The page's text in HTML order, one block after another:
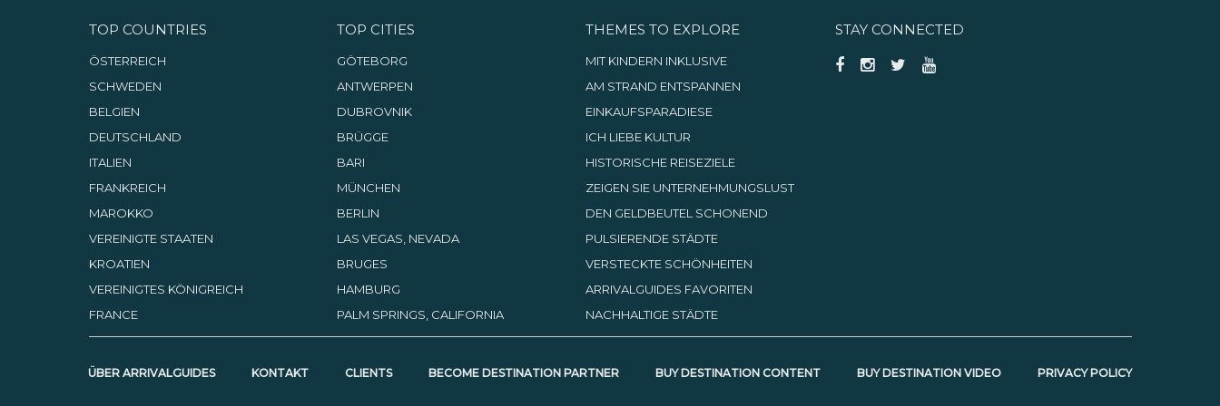
TOP COUNTRIES
ÖSTERREICH
SCHWEDEN
BELGIEN
DEUTSCHLAND
ITALIEN
FRANKREICH
MAROKKO
VEREINIGTE STAATEN
KROATIEN
VEREINIGTES KÖNIGREICH
FRANCE
TOP CITIES
GÖTEBORG
ANTWERPEN
DUBROVNIK
BRÜGGE
BARI
MÜNCHEN
BERLIN
LAS VEGAS, NEVADA
BRUGES
HAMBURG
PALM SPRINGS, CALIFORNIA
THEMES TO EXPLORE
MIT KINDERN INKLUSIVE
AM STRAND ENTSPANNEN
EINKAUFSPARADIESE
ICH LIEBE KULTUR
HISTORISCHE REISEZIELE
ZEIGEN SIE UNTERNEHMUNGSLUST
DEN GELDBEUTEL SCHONEND
PULSIERENDE STÄDTE
VERSTECKTE SCHÖNHEITEN
ARRIVALGUIDES FAVORITEN
NACHHALTIGE STÄDTE
STAY CONNECTED
ÜBER ARRIVALGUIDES KONTAKT CLIENTS BECOME DESTINATION PARTNER BUY DESTINATION CONTENT BUY DESTINATION VIDEO PRIVACY POLICY